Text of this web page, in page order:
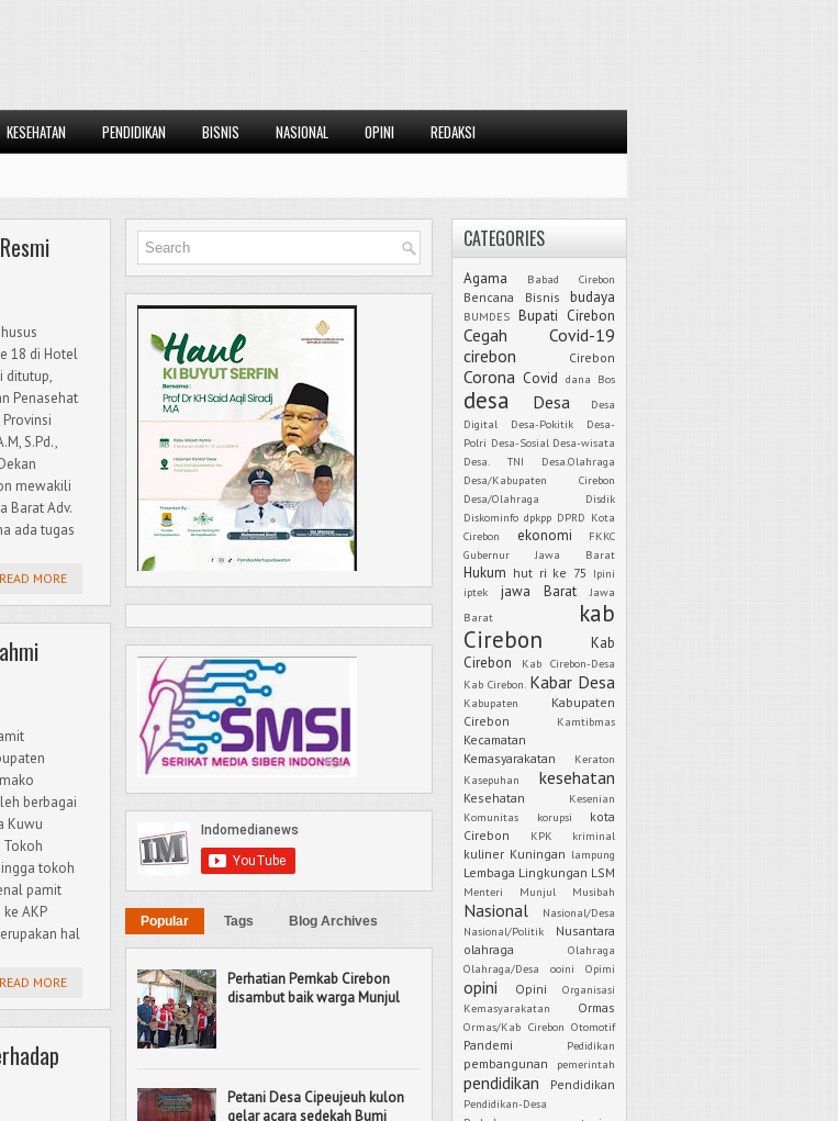
KESEHATAN PENDIDIKAN BISNIS NASIONAL OPINI REDAKSI
18 di Hotel
ditutup,
Penasehat
S.Pd.,
mewakili
Barat Adv.
ada tugas
READ MORE
berbagai
Kuwu
Tokoh
tokoh
pamit
AKP
hal
READ MORE
Popular Tags Blog Archives
Perhatian Pemkab Cirebon
disambut baik warga Munjul
Petani Desa Cipeujeuh kulon
gelar acara sedekah Bumi
CATEGORIES
Agama Babad Cirebon
Bencana Bisnis budaya
BUMDES Bupati Cirebon
Cegah Covid-19
cirebon
Cirebon
Corona Covid dana Bos
desa Desa
Desa
Digital
Desa-Pokitik
Desa-
Polri Desa-Sosial Desa-wisata
Desa. TNI
Desa.Olahraga
Desa/Kabupaten Cirebon
Desa/Olahraga
Disdik
Diskominfo dpkpp DPRD Kota
Cirebon
ekonomi
FKKC
Gubernur Jawa Barat
Hukum hut ri ke 75 Ipini
iptek
jawa Barat
Jawa
Barat
kab
Cirebon
Kab
Cirebon
Kab Cirebon-Desa
Kab Cirebon. Kabar Desa
Kabupaten
Kabupaten
Cirebon
Kamtibmas
Kecamatan
Kemasyarakatan
Keraton
Kasepuhan
kesehatan
Kesehatan
Kesenian
Komunitas
korupsi
kota
Cirebon
KPK kriminal
kuliner Kuningan lampung
Lembaga Lingkungan LSM
Menteri Munjul Musibah
Nasional
Nasional/Desa
Nasional/Politik
Nusantara
olahraga
Olahraga
Olahraga/Desa
ooini Opimi
opini Opini
Organisasi
Kemasyarakatan
Ormas
Ormas/Kab Cirebon Otomotif
Pandemi Pedidikan
pembangunan pemerintah
pendidikan Pendidikan
Pendidikan-Desa